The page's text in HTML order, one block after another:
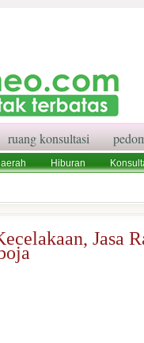
ruang konsultasi
Hiburan
Jasa